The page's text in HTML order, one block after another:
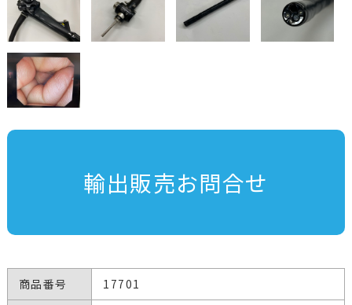
輸出販売お問合せ
商品番号
17701